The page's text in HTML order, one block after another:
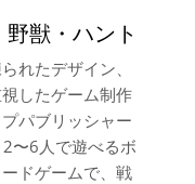
獣・ハント
れたデザイン、
したゲーム制作
パブリッシャー
〜6人で遊べるボ
ドゲームで、戦